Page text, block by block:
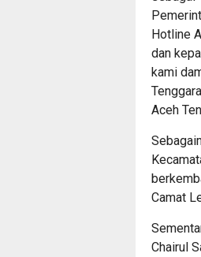
Hotline
dan
kami
Aceh
Camat
Chairul